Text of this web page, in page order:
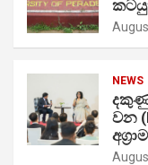
NEWS
දකුණු
වන